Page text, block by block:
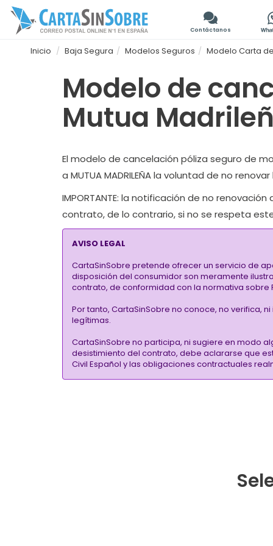
Contáctanos
Inicio Baja Segura Modelos Seguros Modelo Carta
Modelo de
Mutua
El modelo de cancelación póliza seguro de
a MUTUA MADRILEÑA la voluntad de no
IMPORTANTE: la notificación de no
contrato, de lo contrario, si no se respeta
AVISO LEGAL
CartaSinSobre pretende ofrecer un servicio de
disposición del consumidor son meramente
contrato, de conformidad con la normativa sobre
Por tanto, CartaSinSobre no conoce, no verifica,
legítimas.
CartaSinSobre no participa, ni sugiere en modo
desistimiento del contrato, debe aclararse que
Civil Español y las obligaciones contractuales